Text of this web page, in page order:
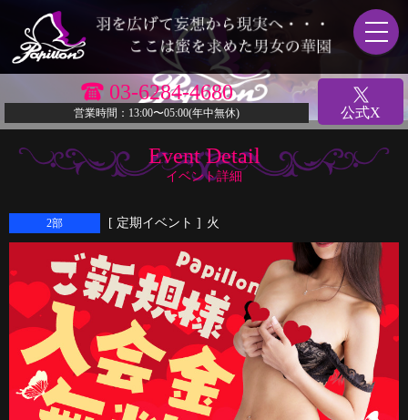
03-6284-4680
営業時間：13:00〜05:00(年中無休) 公式X
Event Detail
イベント詳細
2部 [ 定期イベント ] 火